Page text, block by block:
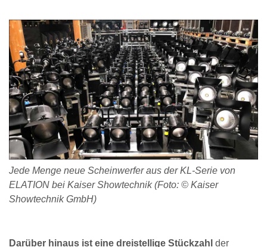
Jede Menge neue Scheinwerfer aus der KL-Serie von
ELATION bei Kaiser Showtechnik (Foto: © Kaiser
Showtechnik GmbH)
Darüber hinaus ist eine dreistellige Stückzahl der